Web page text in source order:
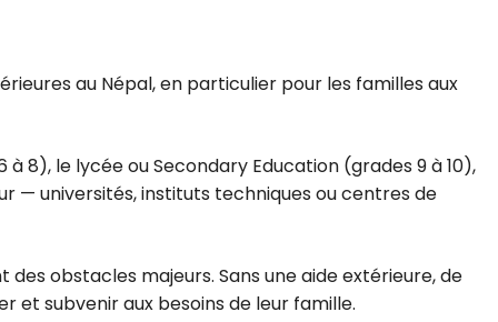
au Népal, en particulier pour les familles aux
8), le lycée ou Secondary Education (grades 9 à 10),
— universités, instituts techniques ou centres de
obstacles majeurs. Sans une aide extérieure, de
et subvenir aux besoins de leur famille.